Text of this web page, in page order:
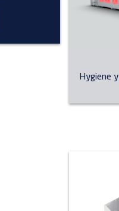
Hygiene